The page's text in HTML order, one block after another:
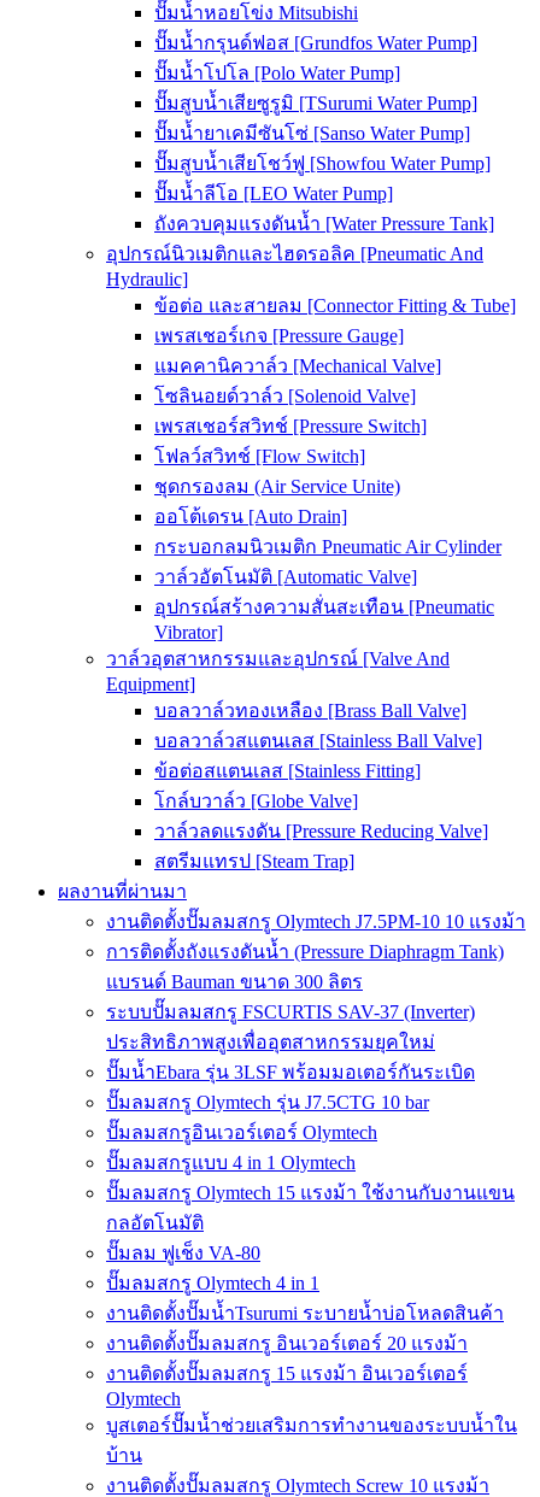
ปั๊มน้ำหอยโข่ง Mitsubishi
ปั๊มน้ำกรุนด์ฟอส [Grundfos Water Pump]
ปั๊มน้ำโปโล [Polo Water Pump]
ปั๊มสูบน้ำเสียซูรูมิ [TSurumi Water Pump]
ปั๊มน้ำยาเคมีซันโซ่ [Sanso Water Pump]
ปั๊มสูบน้ำเสียโชว์ฟู [Showfou Water Pump]
ปั๊มน้ำลีโอ [LEO Water Pump]
ถังควบคุมแรงดันน้ำ [Water Pressure Tank]
อุปกรณ์นิวเมติกและไฮดรอลิค [Pneumatic And
Hydraulic]
ข้อต่อ และสายลม [Connector Fitting & Tube]
เพรสเชอร์เกจ [Pressure Gauge]
แมคคานิควาล์ว [Mechanical Valve]
โซลินอยด์วาล์ว [Solenoid Valve]
เพรสเชอร์สวิทช์ [Pressure Switch]
โฟลว์สวิทช์ [Flow Switch]
ชุดกรองลม (Air Service Unite)
ออโต้เดรน [Auto Drain]
กระบอกลมนิวเมติก Pneumatic Air Cylinder
วาล์วอัตโนมัติ [Automatic Valve]
อุปกรณ์สร้างความสั่นสะเทือน [Pneumatic
Vibrator]
วาล์วอุตสาหกรรมและอุปกรณ์ [Valve And
Equipment]
บอลวาล์วทองเหลือง [Brass Ball Valve]
บอลวาล์วสแตนเลส [Stainless Ball Valve]
ข้อต่อสแตนเลส [Stainless Fitting]
โกล์บวาล์ว [Globe Valve]
วาล์วลดแรงดัน [Pressure Reducing Valve]
สตรีมแทรป [Steam Trap]
ผลงานที่ผ่านมา
งานติดตั้งปั๊มลมสกรู Olymtech J7.5PM-10 10 แรงม้า
การติดตั้งถังแรงดันน้ำ (Pressure Diaphragm Tank)
แบรนด์ Bauman ขนาด 300 ลิตร
ระบบปั๊มลมสกรู FSCURTIS SAV-37 (Inverter)
ประสิทธิภาพสูงเพื่ออุตสาหกรรมยุคใหม่
ปั๊มน้ำEbara รุ่น 3LSF พร้อมมอเตอร์กันระเบิด
ปั๊มลมสกรู Olymtech รุ่น J7.5CTG 10 bar
ปั๊มลมสกรูอินเวอร์เตอร์ Olymtech
ปั๊มลมสกรูแบบ 4 in 1 Olymtech
ปั๊มลมสกรู Olymtech 15 แรงม้า ใช้งานกับงานแขน
กลอัตโนมัติ
ปั๊มลม ฟูเช็ง VA-80
ปั๊มลมสกรู Olymtech 4 in 1
งานติดตั้งปั๊มน้ำTsurumi ระบายน้ำบ่อโหลดสินค้า
งานติดตั้งปั๊มลมสกรู อินเวอร์เตอร์ 20 แรงม้า
งานติดตั้งปั๊มลมสกรู 15 แรงม้า อินเวอร์เตอร์
Olymtech
บูสเตอร์ปั๊มน้ำช่วยเสริมการทำงานของระบบน้ำใน
บ้าน
งานติดตั้งปั๊มลมสกรู Olymtech Screw 10 แรงม้า